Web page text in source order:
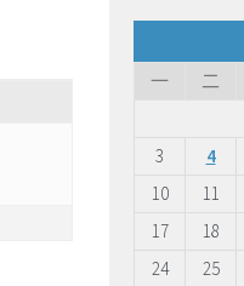
一
二
3
4
10
11
17
18
24
25